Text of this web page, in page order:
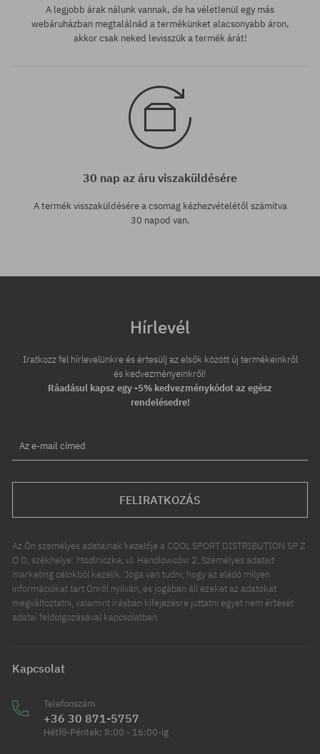
A legjobb árak nálunk vannak, de ha véletlenül egy más
webáruházban megtalálnád a termékünket alacsonyabb áron,
akkor csak neked levisszük a termék árát!
30 nap az áru viszaküldésére
A termék visszaküldésére a csomag kézhezvételétől számítva
30 napod van.
Hírlevél
Iratkozz fel hírlevelünkre és értesülj az elsők között új termékeinkről
és kedvezményeinkről!
Ráadásul kapsz egy -5% kedvezménykódot az egész
rendelésedre!
Az e-mail címed
FELIRATKOZÁS
Az Ön személyes adatainak kezelője a COOL SPORT DISTRIBUTION SP Z
O O, székhelye: Modlniczka, ul. Handlowców 2. Személyes adatait
marketing célokból kezelik. Joga van tudni, hogy az eladó milyen
információkat tart Önről nyilván, és jogában áll ezeket az adatokat
megváltoztatni, valamint írásban kifejezésre juttatni egyet nem értését
adatai feldolgozásával kapcsolatban.
Kapcsolat
Telefonszám
+36 30 871-5757
Hétfő-Péntek: 8:00 - 16:00-ig